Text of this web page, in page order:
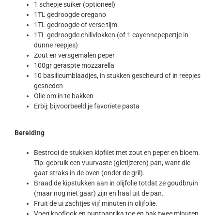
1 schepje suiker (optioneel)
1TL gedroogde oregano
1TL gedroogde of verse tijm
1TL gedroogde chilivlokken (of 1 cayennepepertje in
dunne reepjes)
Zout en versgemalen peper
100gr geraspte mozzarella
10 basilicumblaadjes, in stukken gescheurd of in reepjes
gesneden
Olie om in te bakken
Erbij: bijvoorbeeld je favoriete pasta
Bereiding
Bestrooi de stukken kipfilet met zout en peper en bloem.
Tip: gebruik een vuurvaste (gietijzeren) pan, want die
gaat straks in de oven (onder de gril).
Braad de kipstukken aan in olijfolie totdat ze goudbruin
(maar nog niet gaar) zijn en haal uit de pan.
Fruit de ui zachtjes vijf minuten in olijfolie.